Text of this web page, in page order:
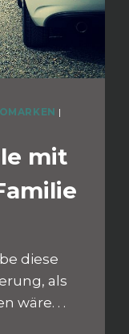
|
mit
diese
als
wäre. . .